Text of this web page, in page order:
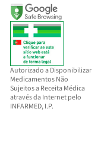
Autorizado a Disponibilizar
Medicamentos Não
Sujeitos a Receita Médica
através da Internet pelo
INFARMED, I.P.